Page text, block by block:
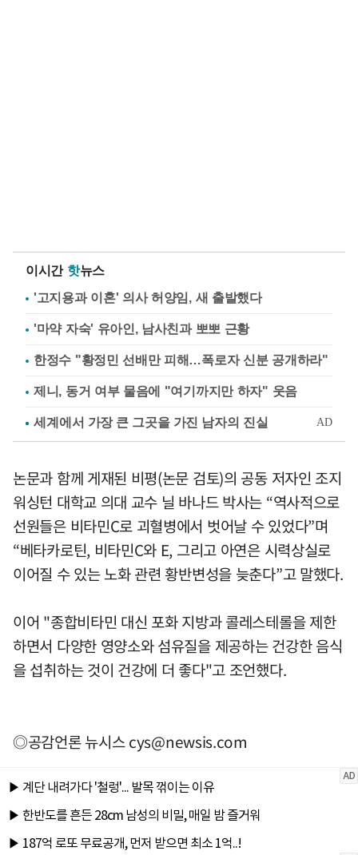
이시간 핫뉴스
'고지용과 이혼' 의사 허양임, 새 출발했다
'마약 자숙' 유아인, 남사친과 뽀뽀 근황
한정수 "황정민 선배만 피해…폭로자 신분 공개하라"
제니, 동거 여부 물음에 "여기까지만 하자" 웃음
논문과 함께 게재된 비평(논문 검토)의 공동 저자인 조지
워싱턴 대학교 의대 교수 닐 바나드 박사는 “역사적으로
선원들은 비타민C로 괴혈병에서 벗어날 수 있었다”며
“베타카로틴, 비타민C와 E, 그리고 아연은 시력상실로
이어질 수 있는 노화 관련 황반변성을 늦춘다”고 말했다.
이어 "종합비타민 대신 포화 지방과 콜레스테롤을 제한
하면서 다양한 영양소와 섬유질을 제공하는 건강한 음식
을 섭취하는 것이 건강에 더 좋다"고 조언했다.
◎공감언론 뉴시스cys@newsis.com